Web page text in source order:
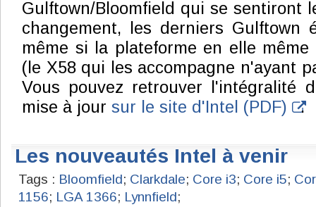
Gulftown/Bloomfield qui se sentiront
changement, les derniers Gulftown
même si la plateforme en elle
(le X58 qui les accompagne n'ayant
Vous pouvez retrouver l'intégralité
mise à jour sur le site d'Intel (PDF) .
Les nouveautés Intel à venir
Tags : Bloomfield; Clarkdale; Core i3; Core i5;
1156; LGA 1366; Lynnfield;